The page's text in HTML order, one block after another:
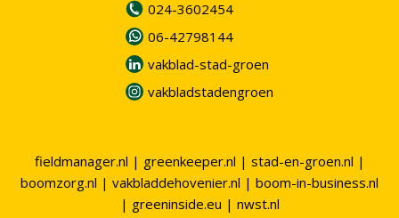
024-3602454
06-42798144
vakblad-stad-groen
vakbladstadengroen
fieldmanager.nl | greenkeeper.nl | stad-en-groen.nl |
boomzorg.nl | vakbladdehovenier.nl | boom-in-business.nl
| greeninside.eu | nwst.nl